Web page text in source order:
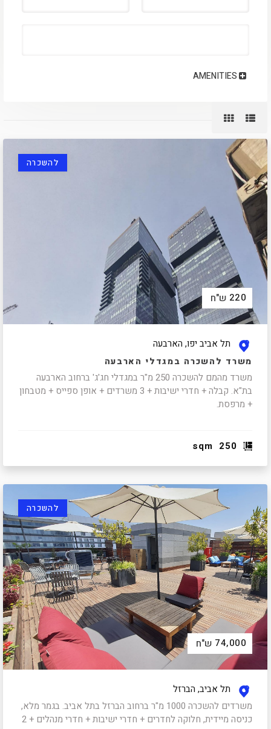
להשכרה
220 ש"ח
תל אביב יפו, הארבעה
משרד להשכרה במגדלי הארבעה
משרד מהמם להשכרה 250 מ"ר במגדלי חג'ג' ברחוב הארבעה
בת"א. קבלה + חדרי ישיבות + 3 משרדים + אופן ספייס + מטבחון
+ מרפסת.
sqm 250
להשכרה
74,000 ש"ח
תל אביב, הברזל
משרדים להשכרה 1000 מ"ר ברחוב הברזל בתל אביב. בגמר מלא,
כניסה מיידית, חלוקה לחדרים + חדרי ישיבות + חדרי מנהלים + 2